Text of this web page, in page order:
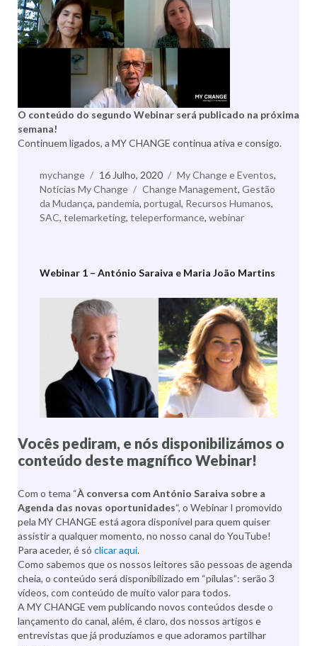
O conteúdo do segundo Webinar será publicado na próxima
semana!
Continuem ligados, a MY CHANGE continua ativa e consigo.
Autor
mychange
Publicado
a
16 Julho, 2020 Categorias
My Change e Eventos,
Notícias My Change
Etiquetas
Change Management, Gestão
da Mudança, pandemia, portugal, Recursos Humanos,
SAC, telemarketing, teleperformance, webinar
Webinar 1 – António Saraiva e Maria João Martins
Vocês pediram, e nós disponibilizámos o
conteúdo deste magnífico Webinar!
Com o tema “À conversa com António Saraiva sobre a
Agenda das novas oportunidades“, o Webinar I promovido
pela MY CHANGE está agora disponível para quem quiser
assistir a qualquer momento, no nosso canal do YouTube!
Para aceder, é só clicar aqui.
Como sabemos que os nossos leitores são pessoas de agenda
cheia, o conteúdo será disponibilizado em “pílulas”: serão 3
vídeos, com conteúdo de muito valor para todos.
A MY CHANGE vem publicando novos conteúdos desde o
lançamento do canal, além, é claro, dos nossos artigos e
entrevistas que já produzíamos e que adoramos partilhar